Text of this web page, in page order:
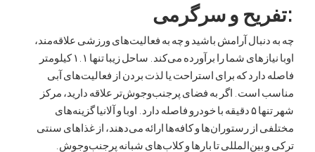
و سرگرمی
آرامش باشید و چه به فعالیت‌های ورزشی علاقه‌مند،
اوبا نیازهای شما را برآورده می‌کند. ساحل زیبا تنها ۱.۱ کیلومتر
که برای استراحت یا لذت بردن از فعالیت‌های آبی
اگر به فضای پرجنب‌وجوش‌تر علاقه دارید، مرکز
شهر تنها ۵ دقیقه با خودرو فاصله دارد. اوبا و آلانیا گزینه‌های
از رستوران‌ها و کافه‌ها ارائه می‌دهند، از غذاهای سنتی
تا بارها و کلاب‌های شبانه پرجنب‌وجوش.